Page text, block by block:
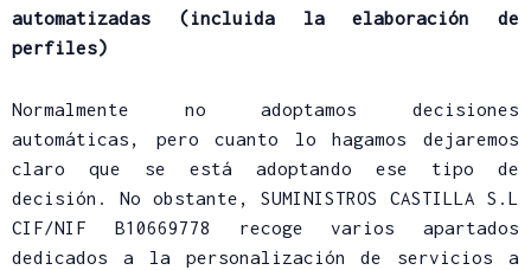
automatizadas (incluida la elaboración de
perfiles)
Normalmente no adoptamos decisiones
automáticas, pero cuanto lo hagamos dejaremos
claro que se está adoptando ese tipo de
decisión. No obstante, SUMINISTROS CASTILLA S.L
CIF/NIF B10669778 recoge varios apartados
dedicados a la personalización de servicios a